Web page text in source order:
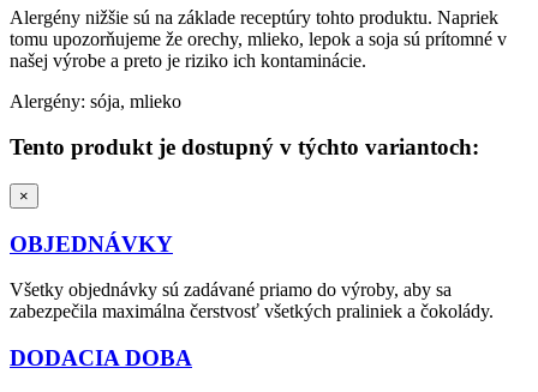
Alergény nižšie sú na základe receptúry tohto produktu. Napriek
tomu upozorňujeme že orechy, mlieko, lepok a soja sú prítomné v
našej výrobe a preto je riziko ich kontaminácie.
Alergény: sója, mlieko
Tento produkt je dostupný v týchto variantoch:
×
OBJEDNÁVKY
Všetky objednávky sú zadávané priamo do výroby, aby sa
zabezpečila maximálna čerstvosť všetkých praliniek a čokolády.
DODACIA DOBA